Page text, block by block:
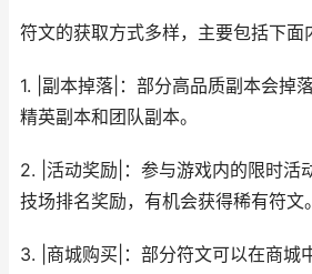
符文的获取方式多样，主要包括下面
1. |副本掉落|：部分高品质副本会掉
精英副本和团队副本。
2. |活动奖励|：参与游戏内的限时活
技场排名奖励，有机会获得稀有符文。
3. |商城购买|：部分符文可以在商城